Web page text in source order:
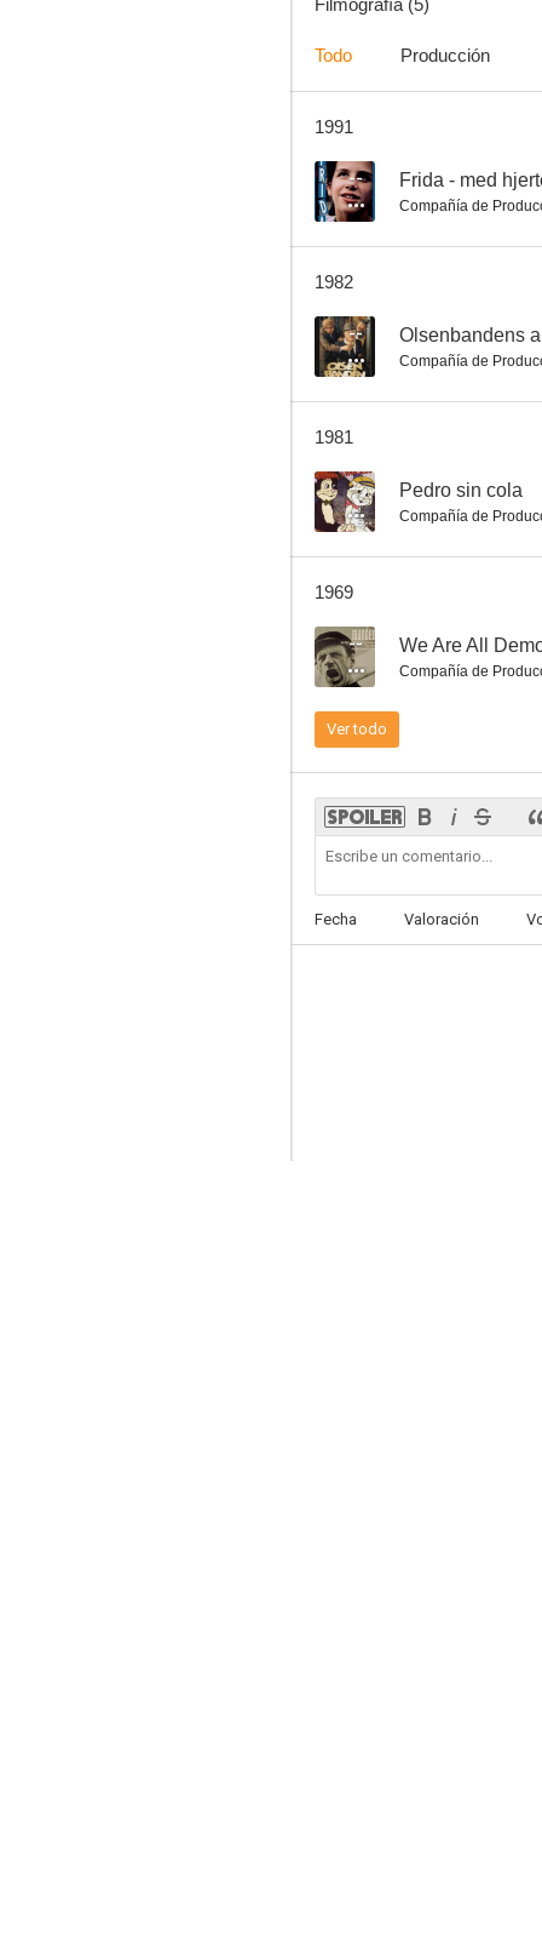
Filmografía (5)
Todo Producción
1991
-- Frida - med
Compañía de
1982
-- Olsenbandens
Compañía de
1981
-- Pedro sin cola
Compañía de
1969
-- We Are All
Compañía de
Ver todo
Fecha Valoración